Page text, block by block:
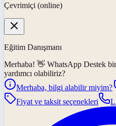
Çevrimiçi (online)
Eğitim Danışmanı
Merhaba! 👋 WhatsApp Destek
yardımcı olabiliriz?
Merhaba, bilgi alabilir miyim?
Fiyat ve taksit seçenekleri